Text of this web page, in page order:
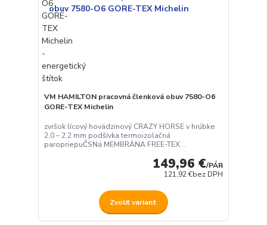
VM HAMILTON pracovná členková obuv 7580-O6
GORE-TEX Michelin
zvršok lícový hovädzinový CRAZY HORSE v hrúbke
2,0 – 2,2 mm podšívka termoizolačná
paropriepuČSNá MEMBRÁNA FREE-TEX...
149,96 €/PÁR
121,92 €bez DPH
Zvoliť variant